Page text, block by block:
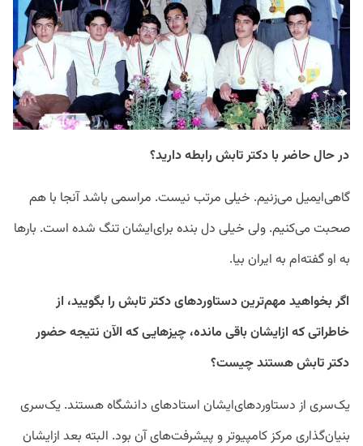
در حال حاضر با دکتر تابش رابطه دارید؟
گاهی‌ایمیل می‌زنیم. خیلی مرتب نیست. مراسمی باشد آنجا با هم
صحبت می‌کنیم. ولی خیلی دل بنده برای‌ایشان تنگ شده است. بار‌ها
به او گفته‌ام به ایران بیا.
اگر بخواهید مهم‌ترین دستاورد‌های دکتر تابش را بگویید، از
خاطراتی که از‌ایشان باقی مانده، چیز‌هایی که الآن نتیجه حضور
دکتر تابش هستند چیست؟
یک‌سری از دستاورد‌های‌ایشان استاد‌های دانشگاه هستند. یک‌سری
بنیان‌گذاری مرکز کامپیوتر و پیشرفت‌های آن بود. البته بعد از‌ایشان